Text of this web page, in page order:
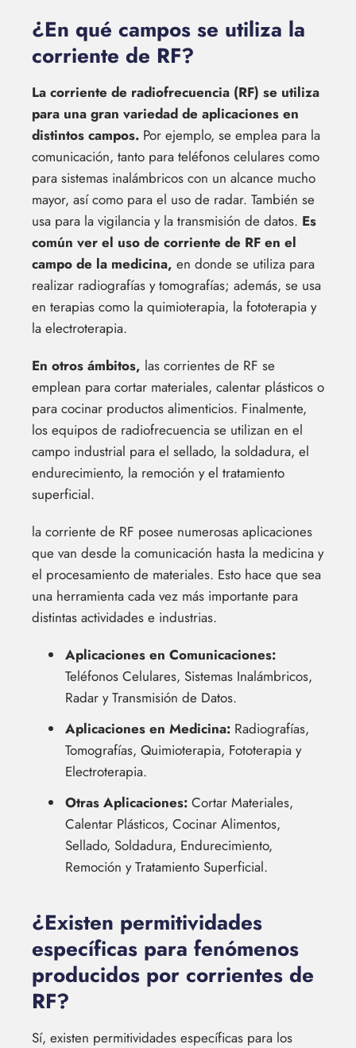
¿En qué campos se utiliza la
corriente de RF?
La corriente de radiofrecuencia (RF) se utiliza
para una gran variedad de aplicaciones en
distintos campos. Por ejemplo, se emplea para la
comunicación, tanto para teléfonos celulares como
para sistemas inalámbricos con un alcance mucho
mayor, así como para el uso de radar. También se
usa para la vigilancia y la transmisión de datos. Es
común ver el uso de corriente de RF en el
campo de la medicina, en donde se utiliza para
realizar radiografías y tomografías; además, se usa
en terapias como la quimioterapia, la fototerapia y
la electroterapia.
En otros ámbitos, las corrientes de RF se
emplean para cortar materiales, calentar plásticos o
para cocinar productos alimenticios. Finalmente,
los equipos de radiofrecuencia se utilizan en el
campo industrial para el sellado, la soldadura, el
endurecimiento, la remoción y el tratamiento
superficial.
la corriente de RF posee numerosas aplicaciones
que van desde la comunicación hasta la medicina y
el procesamiento de materiales. Esto hace que sea
una herramienta cada vez más importante para
distintas actividades e industrias.
Aplicaciones en Comunicaciones:
Teléfonos Celulares, Sistemas Inalámbricos,
Radar y Transmisión de Datos.
Aplicaciones en Medicina: Radiografías,
Tomografías, Quimioterapia, Fototerapia y
Electroterapia.
Otras Aplicaciones: Cortar Materiales,
Calentar Plásticos, Cocinar Alimentos,
Sellado, Soldadura, Endurecimiento,
Remoción y Tratamiento Superficial.
¿Existen permitividades
específicas para fenómenos
producidos por corrientes de
RF?
Sí, existen permitividades específicas para los